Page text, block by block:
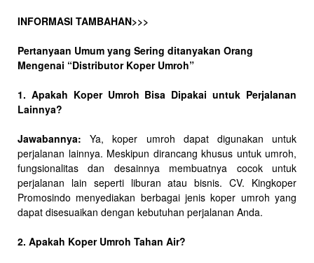
INFORMASI TAMBAHAN>>>
Pertanyaan Umum yang Sering ditanyakan Orang
Mengenai “Distributor Koper Umroh”
1. Apakah Koper Umroh Bisa Dipakai untuk Perjalanan
Lainnya?
Jawabannya: Ya, koper umroh dapat digunakan untuk
perjalanan lainnya. Meskipun dirancang khusus untuk umroh,
fungsionalitas dan desainnya membuatnya cocok untuk
perjalanan lain seperti liburan atau bisnis. CV. Kingkoper
Promosindo menyediakan berbagai jenis koper umroh yang
dapat disesuaikan dengan kebutuhan perjalanan Anda.
2. Apakah Koper Umroh Tahan Air?